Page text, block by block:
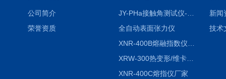
公司简介
荣誉资质
全自动表面张力仪
XRW-300热变形/维卡软化点温度测定仪
XNR-400C熔指仪厂家
新闻
技术